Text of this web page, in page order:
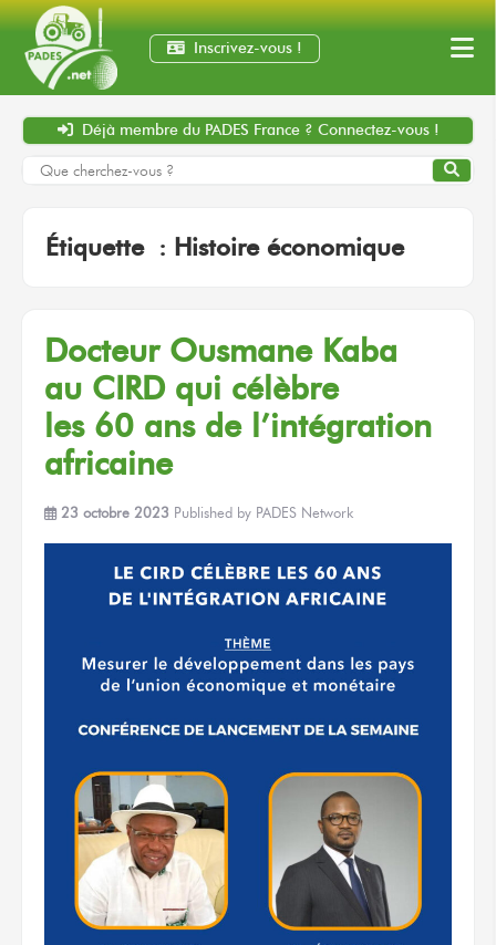
Inscrivez-vous !
Déjà membre du PADES France ? Connectez-vous !
Étiquette : Histoire économique
Docteur Ousmane Kaba
au CIRD qui célèbre
les 60 ans de l’intégration
africaine
23 octobre 2023 Published by PADES Network